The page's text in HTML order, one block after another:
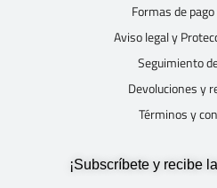
Formas de
Aviso legal y
Seguimiento
Devoluciones y
Términos y
¡Subscríbete y recibe